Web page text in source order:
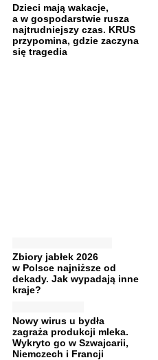
Dzieci mają wakacje,
a w gospodarstwie rusza
najtrudniejszy czas. KRUS
przypomina, gdzie zaczyna
się tragedia
Zbiory jabłek 2026
w Polsce najniższe od
dekady. Jak wypadają inne
kraje?
Nowy wirus u bydła
zagraża produkcji mleka.
Wykryto go w Szwajcarii,
Niemczech i Francji